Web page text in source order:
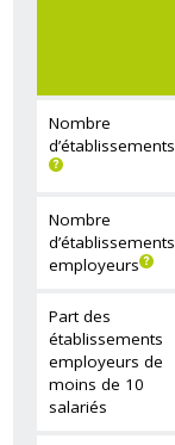
Nombre
d’établissements
Nombre
d’établissements
employeurs
Part des
établissements
employeurs de
moins de 10
salariés